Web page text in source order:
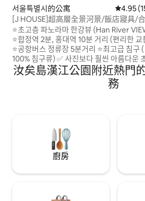
서울특별시的公寓 從 158
4.95
[J HOUSE]超高層全景河景/飯店寢具/合
站2分鐘弘大站10分鐘
⭐️초고층 파노라마 한강뷰 (Han River
⭐️합정역 2분, 홍대역 10분 거리 (편리한 교
⭐️공항버스 정류장 5분거리 ⭐️최고급 침구 (
100% 침구류) ✅ 사진보다 훨씬 아름다운 초고
층 한강뷰 (저층과차원이다름) ✅ 여행의
하고 편안한 숙소, 기념일의 설레임에 도움
되도록 객실 잘 준비하겠습니다. ✅ 청결과 보
성 스마트 TV (NETFLIX,YOUTUBE 프리미
- 빌트인 에어컨+공기청정기 - Free SUPER
WiFi - GRANHAND Sachet 🏠 주방 - 2인용
그릇세트 +기본 조리도구 - 냉장고 냉동고 -
핸드워시 - 칫솔,치약,레이디 세트 - 호텔
디워시 - 초고속 엘레베이터
汝矣島漢江公園附近熱門
務
廚房